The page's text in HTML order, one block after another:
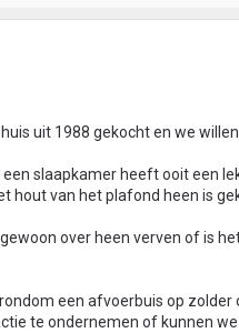
uit 1988 gekocht en we
een slaapkamer heeft ooit een
hout van het plafond heen is
over heen verven of is
een afvoerbuis op
te ondernemen of kunnen